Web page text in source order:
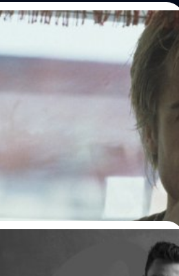
ราจนได้เรื่อง ได้เป็นสตันต์
‘The Mexican’ แต่ดันขับ
อก
บ้าดาราจนได้เรื่อง ได้เป็นเป็นสตัน
ในหนัง 'The Mexican' แต่ดันขับ
ago
สยบข่าวลือ ยังไม่